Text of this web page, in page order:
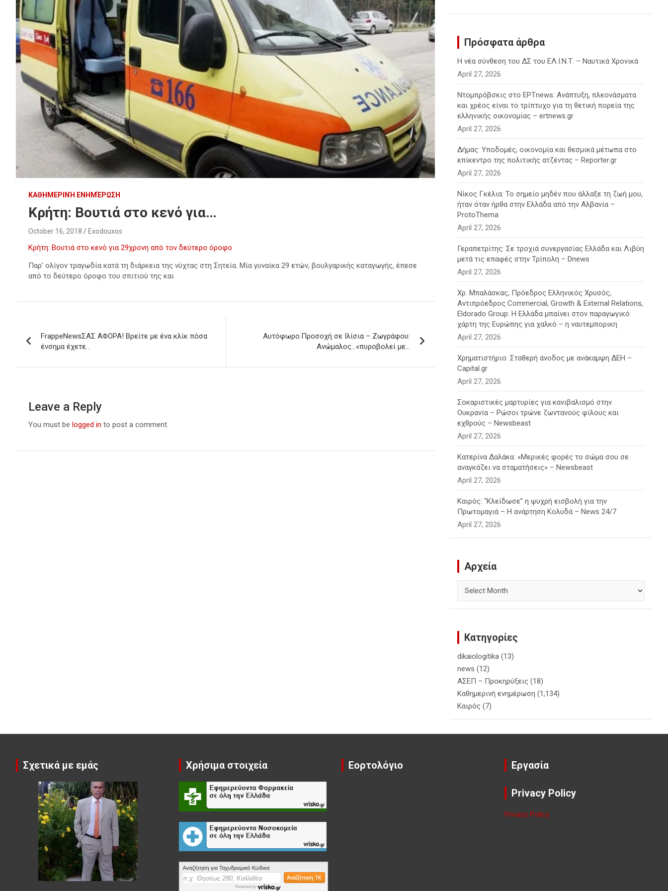
ΚΑΘΗΜΕΡΙΝΉ ΕΝΗΜΈΡΩΣΗ
Κρήτη: Βουτιά στο κενό για…
October 16, 2018 Exodouxos
Κρήτη: Βουτιά στο κενό για 29χρονη από τον δεύτερο όροφο
Παρ’ ολίγον τραγωδία κατά τη διάρκεια της νύχτας στη Σητεία. Μία γυναίκα 29 ετών, βουλγαρικής καταγωγής, έπεσε
από το δεύτερο όροφο του σπιτιού της και
navigation
FrappeNewsΣΑΣ ΑΦΟΡΑ! Βρείτε με ένα κλίκ πόσα
ένσημα έχετε…
Αυτόφωρο.Προσοχή σε Ιλίσια – Ζωγράφου:
Ανώμαλος…«πυροβολεί με…
Leave a Reply
You must be logged in to post a comment.
h
Πρόσφατα άρθρα
Η νέα σύνθεση του ΔΣ του ΕΛ.Ι.Ν.Τ. – Ναυτικά Χρονικά
April 27, 2026
Ντομπρόβσκις στο ΕΡΤnews: Ανάπτυξη, πλεονάσματα
και χρέος είναι το τρίπτυχο για τη θετική πορεία της
ελληνικής οικονομίας – ertnews.gr
April 27, 2026
Δήμας: Υποδομές, οικονομία και θεσμικά μέτωπα στο
επίκεντρο της πολιτικής ατζέντας – Reporter.gr
April 27, 2026
Νίκος Γκέλια: Το σημείο μηδέν που άλλαξε τη ζωή μου,
ήταν όταν ήρθα στην Ελλάδα από την Αλβανία –
ProtoThema
April 27, 2026
Γεραπετρίτης: Σε τροχιά συνεργασίας Ελλάδα και Λιβύη
μετά τις επαφές στην Τρίπολη – Dnews
April 27, 2026
Χρ. Μπαλάσκας, Πρόεδρος Ελληνικός Χρυσός,
Αντιπρόεδρος Commercial, Growth & External Relations,
Eldorado Group: Η Ελλάδα μπαίνει στον παραγωγικό
χάρτη της Ευρώπης για χαλκό – η ναυτεμπορικη
April 27, 2026
Χρηματιστήριο: Σταθερή άνοδος με ανάκαμψη ΔΕΗ –
Capital.gr
April 27, 2026
Σοκαριστικές μαρτυρίες για κανιβαλισμό στην
Ουκρανία – Ρώσοι τρώνε ζωντανούς φίλους και
εχθρούς – Newsbeast
April 27, 2026
Κατερίνα Δαλάκα: «Μερικές φορές το σώμα σου σε
αναγκάζει να σταματήσεις» – Newsbeast
April 27, 2026
Καιρός: “Κλείδωσε” η ψυχρή εισβολή για την
Πρωτομαγιά – Η ανάρτηση Κολυδά – News 24/7
April 27, 2026
Αρχεία
Κατηγορίες
dikaiologitika (13)
news (12)
ΑΣΕΠ – Προκηρύξεις (18)
Καθημερινή ενημέρωση (1,134)
Καιρός (7)
Σχετικά με εμάς Χρήσιμα στοιχεία Εορτολόγιο Εργασία
Privacy Policy
Privacy Policy